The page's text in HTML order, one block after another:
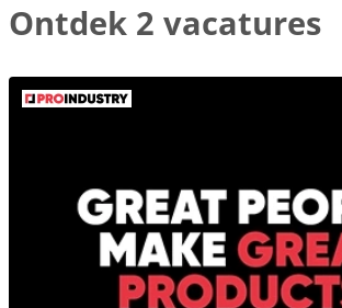
Ontdek 2 vacatures